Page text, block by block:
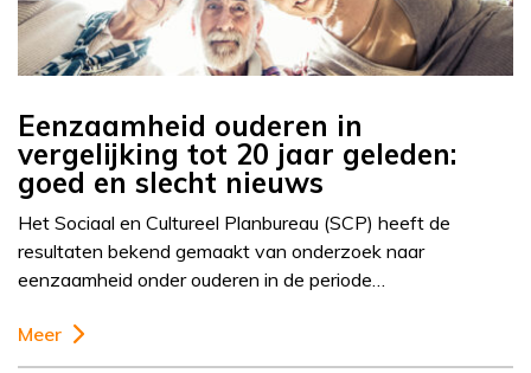
Eenzaamheid ouderen in
vergelijking tot 20 jaar geleden:
goed en slecht nieuws
Het Sociaal en Cultureel Planbureau (SCP) heeft de
resultaten bekend gemaakt van onderzoek naar
eenzaamheid onder ouderen in de periode…
Meer